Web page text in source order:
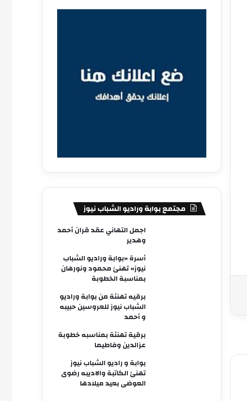
مجتمع بوابة وراديو الشباب نيوز
اجمل التهاني عقد قران أحمد
وهدير
أسرة «بوابة وراديو الشباب
نيوز» تهنئ محمود ونورهان
بمناسبة الخطوبة
برقيه تهنئة من بوابة وراديو
الشباب نيوز للعروسين حبيبه
و أحمد
برقية تهنئة بمناسبه خطوبة
عزالدين وفاطيما
بوابة و راديو الشباب نيوز
تهنئ الكاتبة والاديبه رضوى
العوضى بعيد ميلادها